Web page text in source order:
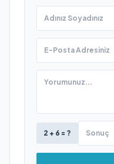
2 + 6 = ?